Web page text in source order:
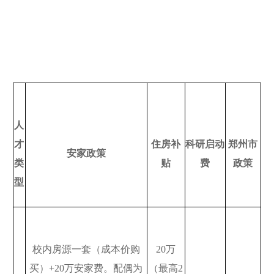
人
才
类
型
安家政策
住房补
贴
科研启动
费
郑州市
政策
校内房源一套（成本价购
买）+20万安家费。配偶为
20万
（最高2